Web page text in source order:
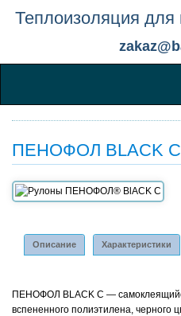
Теплоизоляция
ПЕНОФОЛ BLACK С
Описание Характеристики
ПЕНОФОЛ BLACK С —
вспененного полиэтилена, черного